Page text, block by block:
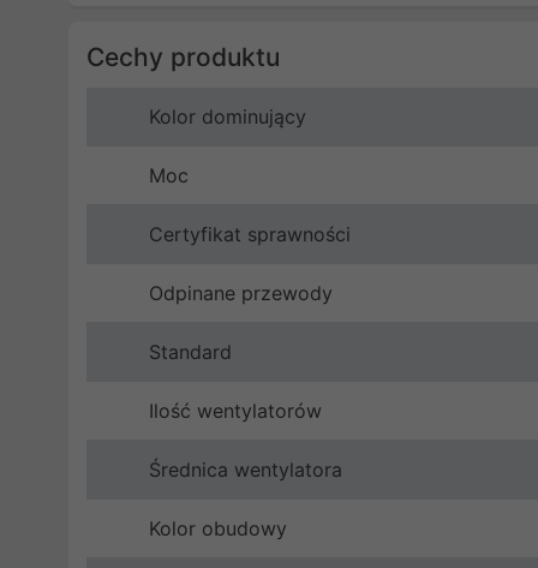
Cechy produktu
Kolor dominujący
Moc
Certyfikat sprawności
Odpinane przewody
Standard
Ilość wentylatorów
Średnica wentylatora
Kolor obudowy